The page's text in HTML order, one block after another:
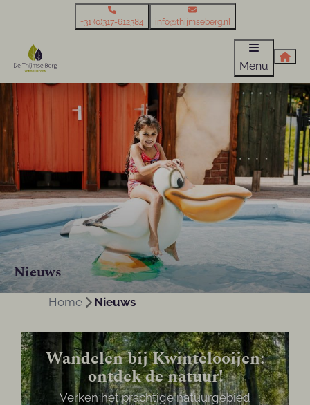
+31 (0)317-612384 info@thijmseberg.nl
Menu
Nieuws
Home Nieuws
Wandelen bij Kwintelooijen:
ontdek de natuur!
Verken het prachtige natuurgebied